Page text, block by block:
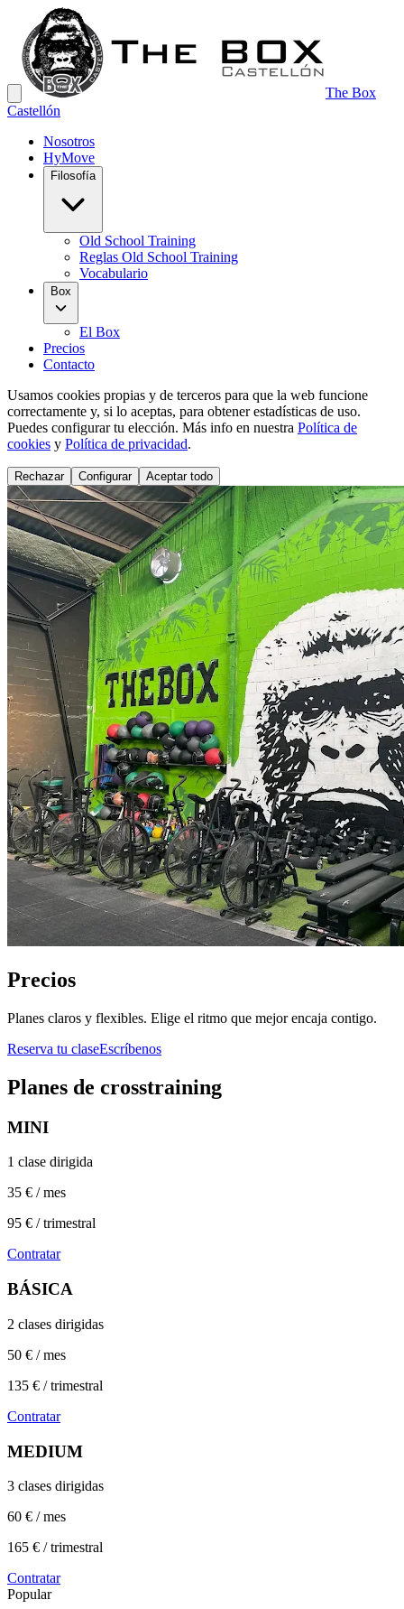
The Box
Castellón
Nosotros
HyMove
Filosofía
Old School Training
Reglas Old School Training
Vocabulario
Box
El Box
Precios
Contacto
Usamos cookies propias y de terceros para que la web funcione
correctamente y, si lo aceptas, para obtener estadísticas de uso.
Puedes configurar tu elección. Más info en nuestra Política de
cookies y Política de privacidad.
Rechazar Configurar Aceptar todo
Precios
Planes claros y flexibles. Elige el ritmo que mejor encaja contigo.
Reserva tu claseEscríbenos
Planes de crosstraining
MINI
1 clase dirigida
35 € / mes
95 € / trimestral
Contratar
BÁSICA
2 clases dirigidas
50 € / mes
135 € / trimestral
Contratar
MEDIUM
3 clases dirigidas
60 € / mes
165 € / trimestral
Contratar
Popular